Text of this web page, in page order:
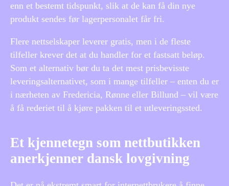
enn et bestemt tidspunkt, slik at de kan få din nye
produkt sendes før lagerpersonalet får fri.
Flere nettselskaper leverer gratis, men i de fleste
tilfeller krever det at du handler for et fastsatt beløp.
Som et alternativ bør du ta det mest prisbevisste
leveringsalternativet, som i mange tilfeller – enten du er
i nærheten av Fredericia, Rønne eller Billund – vil være
å få rederiet til å kjøre pakken til et utleveringssted.
Et kjennetegn som nettbutikken
anerkjenner dansk lovgivning